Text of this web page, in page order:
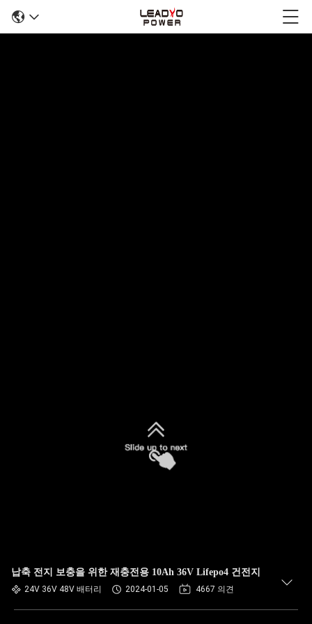
납축 전지 보충을 위한 재충전용 10Ah 36V Lifepo4 건전지
24V 36V 48V 배터리 2024-01-05 4667 의견